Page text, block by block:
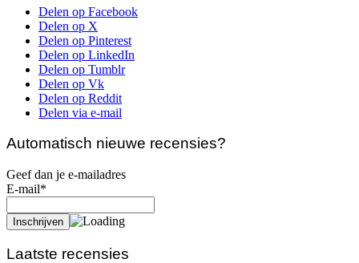
Delen op Facebook
Delen op X
Delen op Pinterest
Delen op LinkedIn
Delen op Tumblr
Delen op Vk
Delen op Reddit
Delen via e-mail
Automatisch nieuwe recensies?
Geef dan je e-mailadres
E-mail*
Laatste recensies